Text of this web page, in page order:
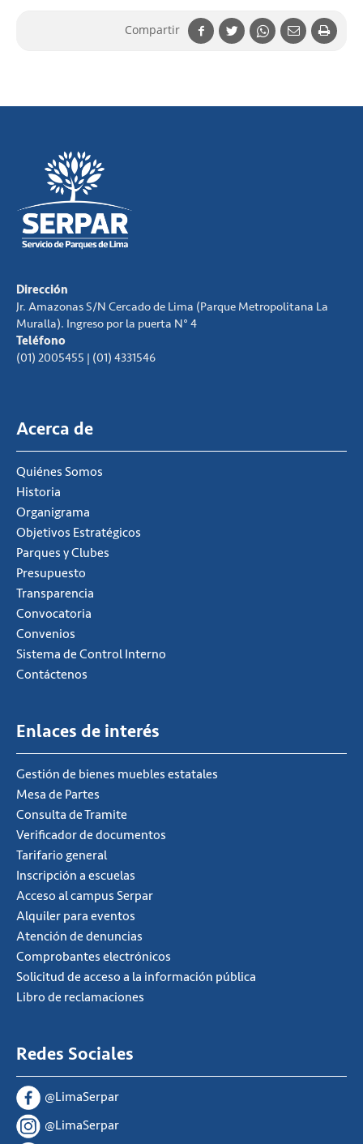
Compartir
Dirección
Jr. Amazonas S/N Cercado de Lima (Parque Metropolitana La
Muralla). Ingreso por la puerta N° 4
Teléfono
(01) 2005455 | (01) 4331546
Acerca de
Quiénes Somos
Historia
Organigrama
Objetivos Estratégicos
Parques y Clubes
Presupuesto
Transparencia
Convocatoria
Convenios
Sistema de Control Interno
Contáctenos
Enlaces de interés
Gestión de bienes muebles estatales
Mesa de Partes
Consulta de Tramite
Verificador de documentos
Tarifario general
Inscripción a escuelas
Acceso al campus Serpar
Alquiler para eventos
Atención de denuncias
Comprobantes electrónicos
Solicitud de acceso a la información pública
Libro de reclamaciones
Redes Sociales
@LimaSerpar
@LimaSerpar